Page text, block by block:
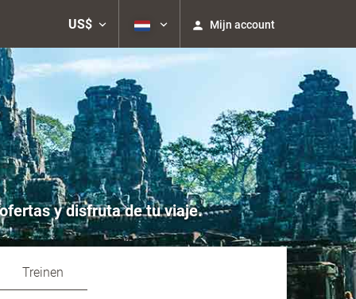
US$ Mijn account
ofertas y disfruta de tu viaje.
Treinen